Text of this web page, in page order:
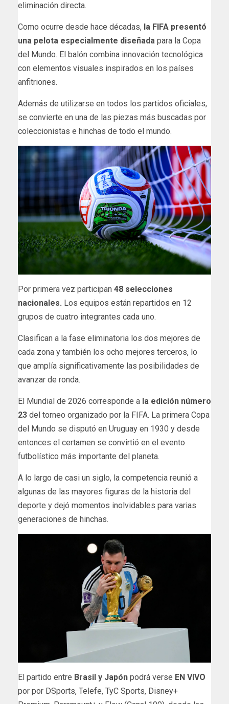
eliminación directa.
Como ocurre desde hace décadas, la FIFA presentó
una pelota especialmente diseñada para la Copa
del Mundo. El balón combina innovación tecnológica
con elementos visuales inspirados en los países
anfitriones.
Además de utilizarse en todos los partidos oficiales,
se convierte en una de las piezas más buscadas por
coleccionistas e hinchas de todo el mundo.
Por primera vez participan 48 selecciones
nacionales. Los equipos están repartidos en 12
grupos de cuatro integrantes cada uno.
Clasifican a la fase eliminatoria los dos mejores de
cada zona y también los ocho mejores terceros, lo
que amplía significativamente las posibilidades de
avanzar de ronda.
El Mundial de 2026 corresponde a la edición número
23 del torneo organizado por la FIFA. La primera Copa
del Mundo se disputó en Uruguay en 1930 y desde
entonces el certamen se convirtió en el evento
futbolístico más importante del planeta.
A lo largo de casi un siglo, la competencia reunió a
algunas de las mayores figuras de la historia del
deporte y dejó momentos inolvidables para varias
generaciones de hinchas.
El partido entre Brasil y Japón podrá verse EN VIVO
por por DSports, Telefe, TyC Sports, Disney+